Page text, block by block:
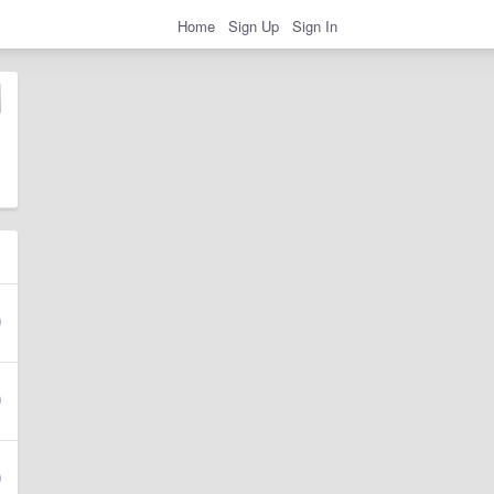
Home Sign Up Sign In